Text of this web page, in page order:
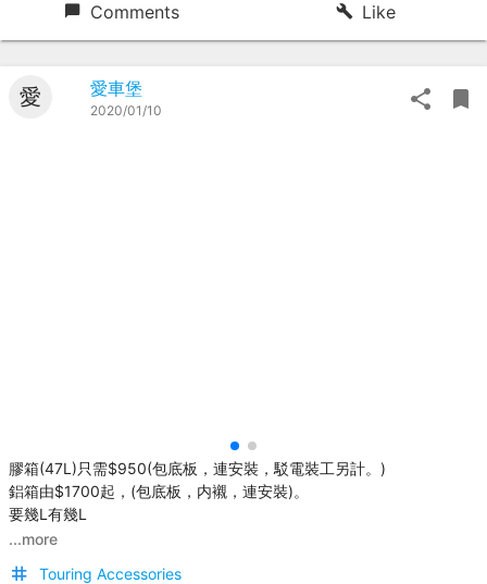
Comments Like
愛 愛車堡
2020/01/10
膠箱(47L)只需$950(包底板，連安裝，駁電裝工另計。)
鋁箱由$1700起，(包底板，内襯，連安裝)。
要幾L有幾L
...more
Touring Accessories